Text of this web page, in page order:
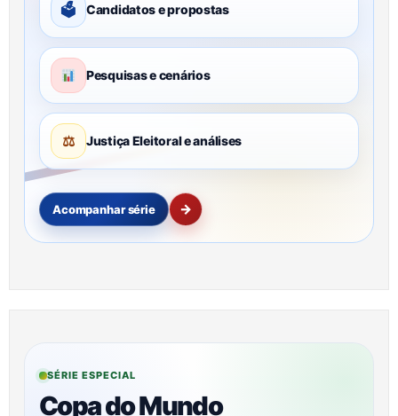
🗳 Candidatos e propostas
Pesquisas e cenários
⚖ Justiça Eleitoral e análises
Acompanhar série →
SÉRIE ESPECIAL
Copa do Mundo